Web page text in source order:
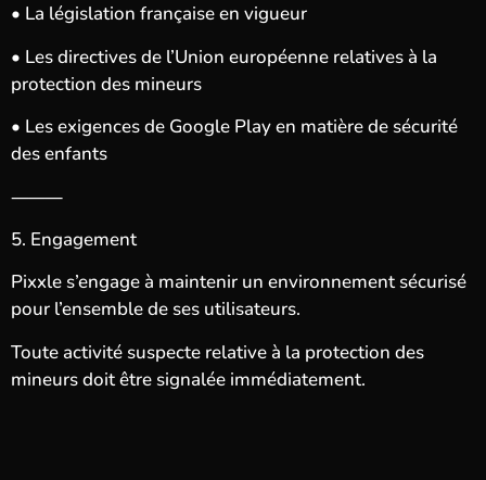
• La législation française en vigueur
• Les directives de l’Union européenne relatives à la
protection des mineurs
• Les exigences de Google Play en matière de sécurité
des enfants
⸻
5. Engagement
Pixxle s’engage à maintenir un environnement sécurisé
pour l’ensemble de ses utilisateurs.
Toute activité suspecte relative à la protection des
mineurs doit être signalée immédiatement.